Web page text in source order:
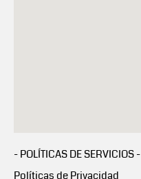
- POLÍTICAS DE SERVICIOS -
Políticas de Privacidad